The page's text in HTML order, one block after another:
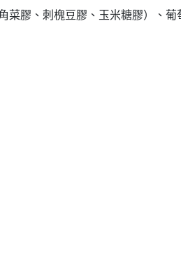
膠、刺槐豆膠、玉米糖膠）、